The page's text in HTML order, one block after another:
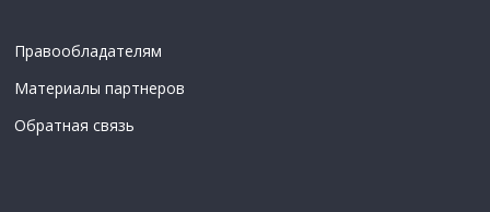
Правообладателям
Материалы партнеров
Обратная связь